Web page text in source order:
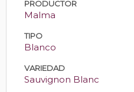
PRODUCTOR
Malma
TIPO
Blanco
VARIEDAD
Sauvignon Blanc